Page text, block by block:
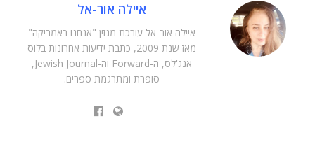
איילה אור-אל
איילה אור-אל עורכת מגזין "אנחנו באמריקה"
מאז שנת 2009, כתבת ידיעות אחרונות בלוס
אנג'לס, ה-Forward וה-Jewish Journal,
סופרת ומתרגמת ספרים.